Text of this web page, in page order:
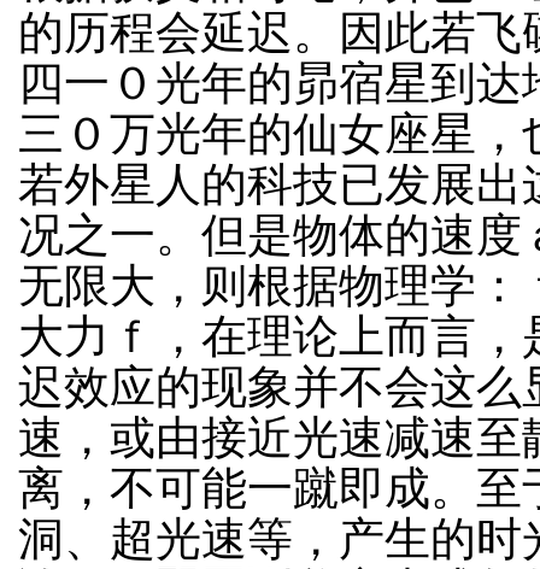
的历程会延迟。因此若
四一０光年的昴宿星到
三０万光年的仙女座星
若外星人的科技已发展
况之一。但是物体的速
无限大，则根据物理学
大力ｆ，在理论上而言
迟效应的现象并不会这
速，或由接近光速减速
离，不可能一蹴即成。
洞、超光速等，产生的